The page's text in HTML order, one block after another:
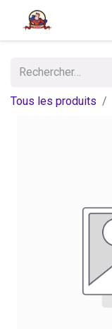
Tous les produits